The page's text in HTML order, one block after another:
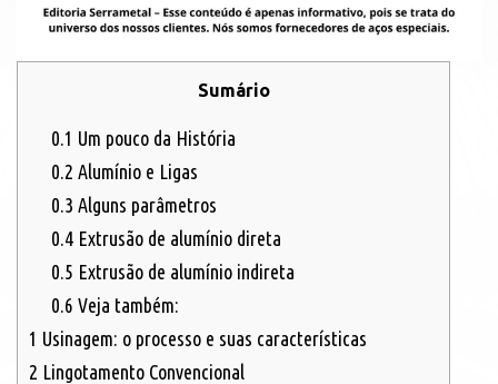
Sumário
0.1 Um pouco da História
0.2 Alumínio e Ligas
0.3 Alguns parâmetros
0.4Extrusão de alumínio direta
0.5 Extrusão de alumínio indireta
0.6 Veja também:
1 Usinagem: o processo e suas características
2 Lingotamento Convencional